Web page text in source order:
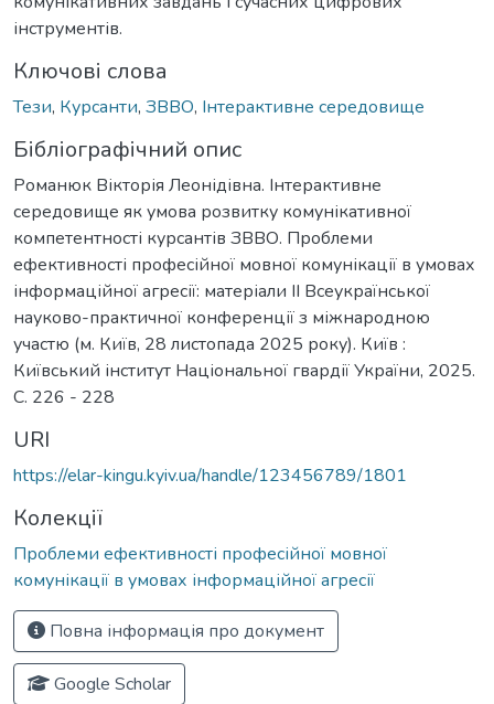
інструментів.
Ключові слова
Тези, Курсанти, ЗВВО, Інтерактивне середовище
Бібліографічний опис
Романюк Вікторія Леонідівна. Інтерактивне
середовище як умова розвитку комунікативної
компетентності курсантів ЗВВО. Проблеми
ефективності професійної мовної комунікації в умовах
інформаційної агресії: матеріали ІІ Всеукраїнської
науково-практичної конференції з міжнародною
участю (м. Київ, 28 листопада 2025 року). Київ :
Київський інститут Національної гвардії України, 2025.
C. 226 - 228
URI
https://elar-kingu.kyiv.ua/handle/123456789/1801
Колекції
Проблеми ефективності професійної мовної
комунікації в умовах інформаційної агресії
Повна інформація про документ
Google Scholar